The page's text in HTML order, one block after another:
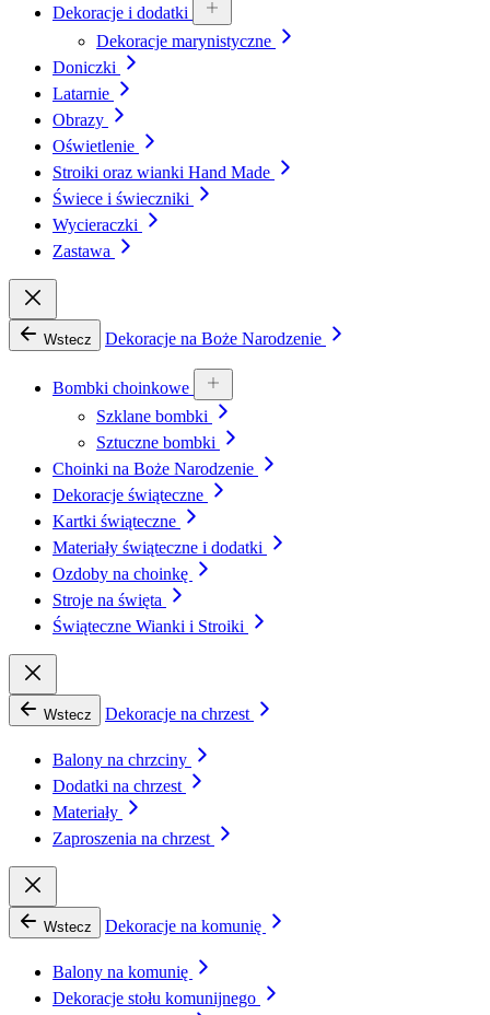
Dekoracje i dodatki
Dekoracje marynistyczne
Doniczki
Latarnie
Obrazy
Oświetlenie
Stroiki oraz wianki Hand Made
Świece i świeczniki
Wycieraczki
Zastawa
Wstecz Dekoracje na Boże Narodzenie
Bombki choinkowe
Szklane bombki
Sztuczne bombki
Choinki na Boże Narodzenie
Dekoracje świąteczne
Kartki świąteczne
Materiały świąteczne i dodatki
Ozdoby na choinkę
Stroje na święta
Świąteczne Wianki i Stroiki
Wstecz Dekoracje na chrzest
Balony na chrzciny
Dodatki na chrzest
Materiały
Zaproszenia na chrzest
Wstecz Dekoracje na komunię
Balony na komunię
Dekoracje stołu komunijnego